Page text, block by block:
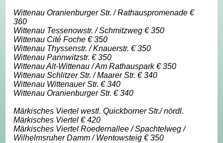
Wittenau Oranienburger Str. / Rathauspromenade €
360
Wittenau Tessenowstr. / Schmitzweg € 350
Wittenau Cité Foche € 350
Wittenau Thyssenstr. / Knauerstr. € 350
Wittenau Pannwitzstr. € 350
Wittenau Alt-Wittenau / Am Rathauspark € 350
Wittenau Schlitzer Str. / Maarer Str. € 340
Wittenau Wittenauer Str. € 340
Wittenau Oranienburger Str. € 340
Märkisches Viertel westl. Quickborner Str./ nördl.
Märkisches Viertel € 420
Märkisches Viertel Roedernallee / Spachtelweg /
Wilhelmsruher Damm / Wentowsteig € 350